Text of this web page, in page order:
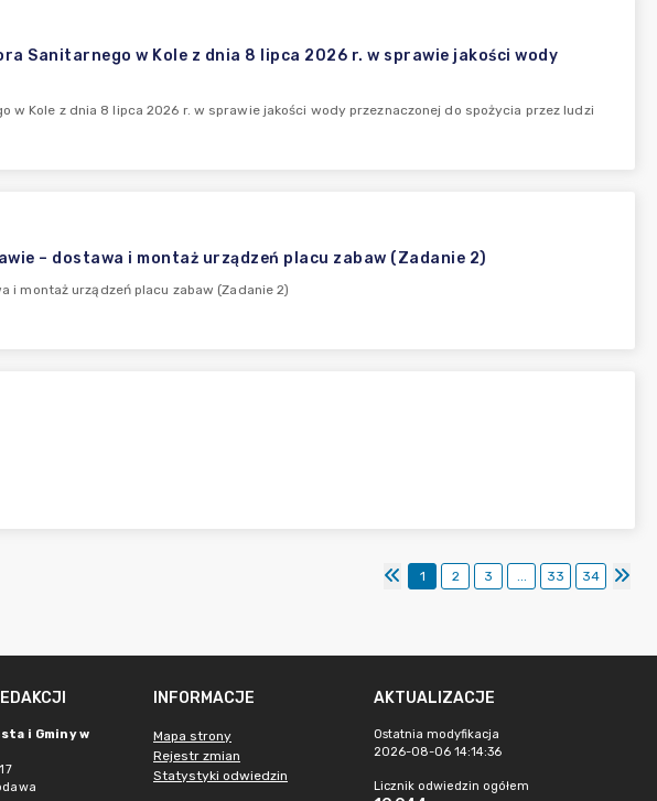
Sanitarnego w Kole z dnia 8 lipca 2026 r. w sprawie jakości wody
w Kole z dnia 8 lipca 2026 r. w sprawie jakości wody przeznaczonej do spożycia przez ludzi
– dostawa i montaż urządzeń placu zabaw (Zadanie 2)
i montaż urządzeń placu zabaw (Zadanie 2)
1 2 3 ... 33 34
i Gminy w
INFORMACJE
Mapa strony
Rejestr zmian
Statystyki odwiedzin
AKTUALIZACJE
Ostatnia modyfikacja
2026-08-06 14:14:36
Licznik odwiedzin ogółem